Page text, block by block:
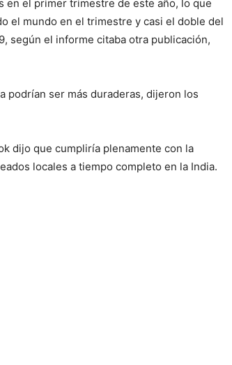
en el primer trimestre de este año, lo que
el mundo en el trimestre y casi el doble del
según el informe citaba otra publicación,
podrían ser más duraderas, dijeron los
dijo que cumpliría plenamente con la
locales a tiempo completo en la India.